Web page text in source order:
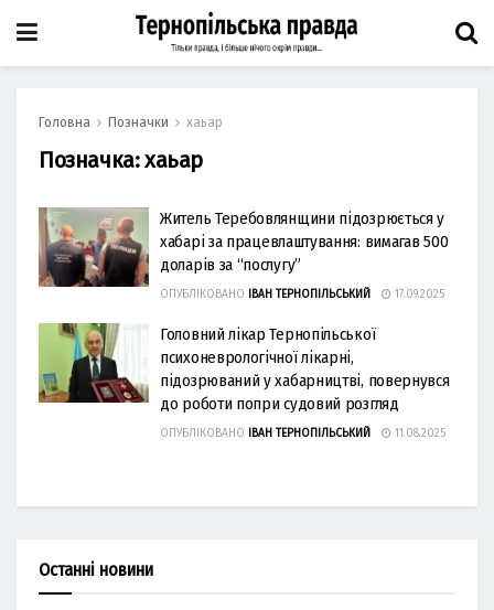
Головна Позначки хаьар
Позначка:хаьар
Житель Теребовлянщини підозрюється у
хабарі за працевлаштування: вимагав 500
доларів за “послугу”
ОПУБЛІКОВАНО ІВАН ТЕРНОПІЛЬСЬКИЙ 17.09.2025
Головний лікар Тернопільської
психоневрологічної лікарні,
підозрюваний у хабарництві, повернувся
до роботи попри судовий розгляд
ОПУБЛІКОВАНО ІВАН ТЕРНОПІЛЬСЬКИЙ 11.08.2025
Останні новини